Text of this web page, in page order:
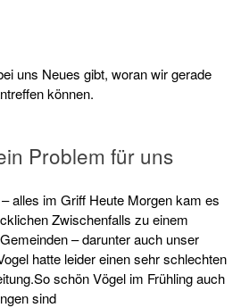
uns Neues gibt, woran wir gerade
können.
Problem für uns
alles im Griff Heute Morgen kam es
Zwischenfalls zu einem
– darunter auch unser
hatte leider einen sehr schlechten
schön Vögel im Frühling auch
sind